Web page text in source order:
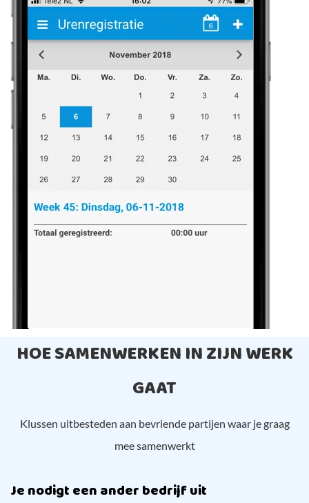
HOE SAMENWERKEN IN ZIJN WERK
GAAT
Klussen uitbesteden aan bevriende partijen waar je graag
mee samenwerkt
Je nodigt een ander bedrijf uit